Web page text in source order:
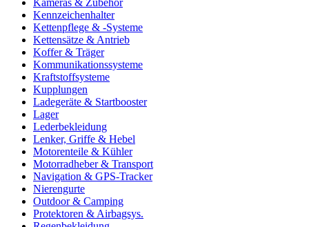
Kameras & Zubehör
Kennzeichenhalter
Kettenpflege & -Systeme
Kettensätze & Antrieb
Koffer & Träger
Kommunikationssysteme
Kraftstoffsysteme
Kupplungen
Ladegeräte & Startbooster
Lager
Lederbekleidung
Lenker, Griffe & Hebel
Motorenteile & Kühler
Motorradheber & Transport
Navigation & GPS-Tracker
Nierengurte
Outdoor & Camping
Protektoren & Airbagsys.